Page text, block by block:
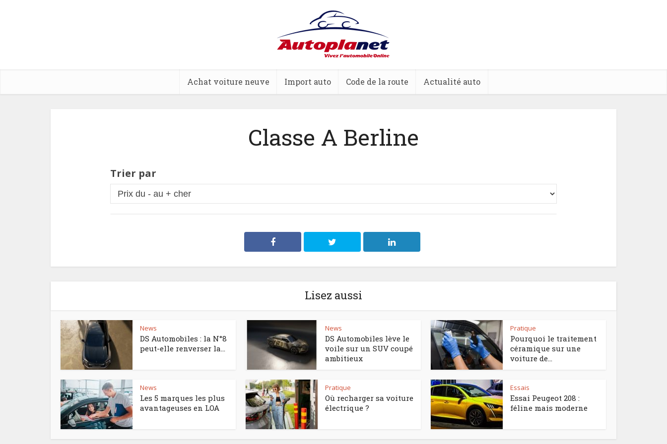
Achat voiture neuve Import auto Code de la route Actualité auto
Classe A Berline
Trier par
Lisez aussi
News
DS Automobiles : la N°8
peut-elle renverser la...
News
DS Automobiles lève le
voile sur un SUV coupé
ambitieux
Pratique
Pourquoi le traitement
céramique sur une
voiture de...
News
Les 5 marques les plus
avantageuses en LOA
Pratique
Où recharger sa voiture
électrique ?
Essais
Essai Peugeot 208 :
féline mais moderne